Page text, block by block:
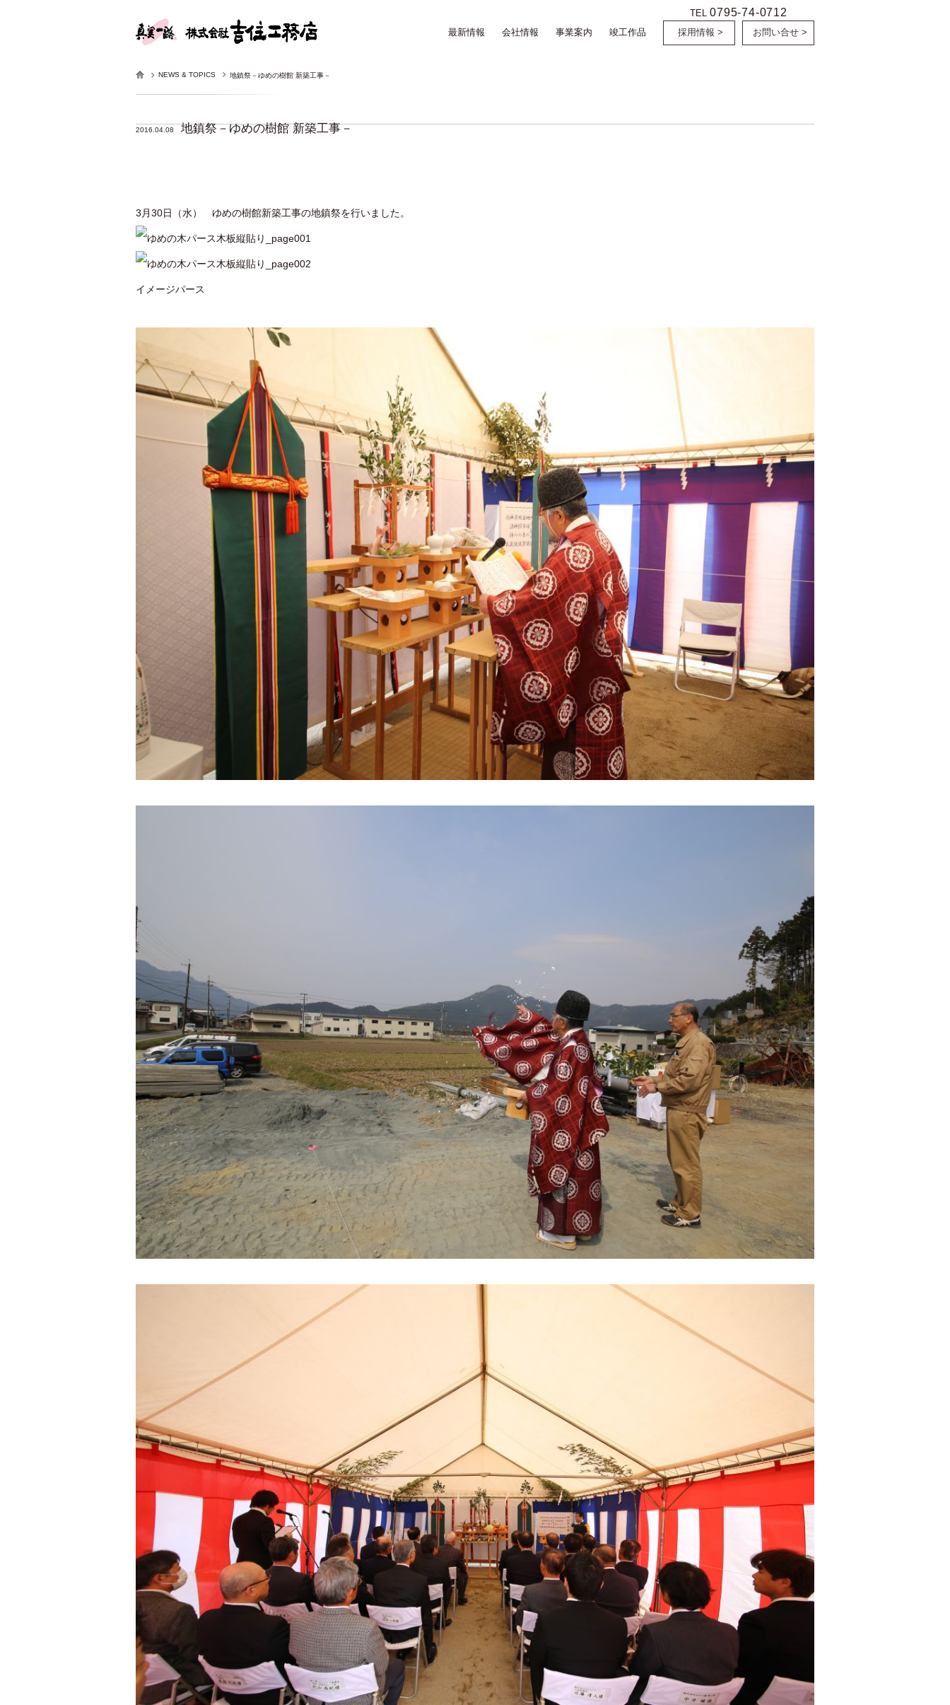
最新情報 会社情報 事業案内 竣工作品
TEL0795-74-0712
採用情報 > お問い合せ >
NEWS & TOPICS 地鎮祭－ゆめの樹館 新築工事－
2016.04.08 地鎮祭－ゆめの樹館 新築工事－
3月30日（水） ゆめの樹館新築工事の地鎮祭を行いました。
イメージパース